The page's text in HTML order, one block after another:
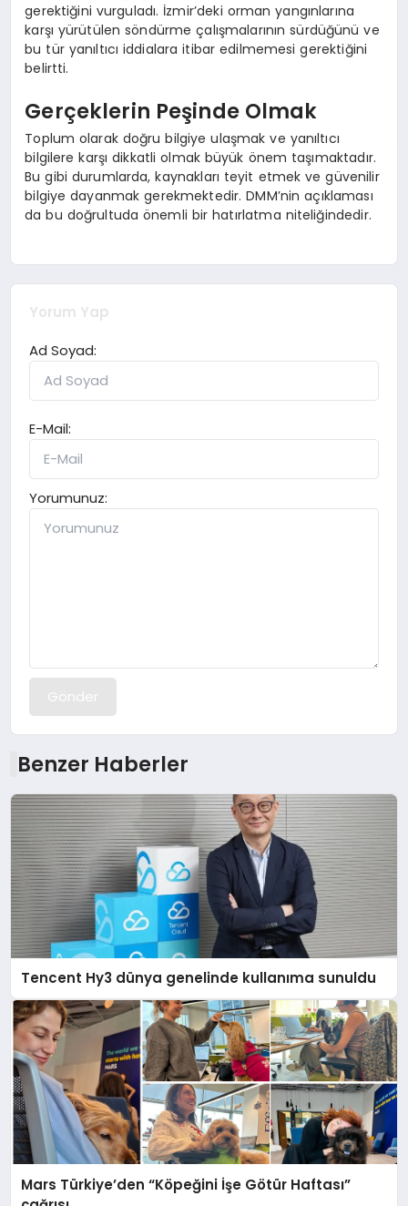
gerektiğini vurguladı. İzmir’deki orman yangınlarına
karşı yürütülen söndürme çalışmalarının sürdüğünü ve
bu tür yanıltıcı iddialara itibar edilmemesi gerektiğini
belirtti.
Gerçeklerin Peşinde Olmak
Toplum olarak doğru bilgiye ulaşmak ve yanıltıcı
bilgilere karşı dikkatli olmak büyük önem taşımaktadır.
Bu gibi durumlarda, kaynakları teyit etmek ve güvenilir
bilgiye dayanmak gerekmektedir. DMM’nin açıklaması
da bu doğrultuda önemli bir hatırlatma niteliğindedir.
Yorum Yap
Ad Soyad:
E-Mail:
Yorumunuz:
Gönder
Benzer Haberler
Tencent Hy3 dünya genelinde kullanıma sunuldu
Mars Türkiye’den “Köpeğini İşe Götür Haftası”